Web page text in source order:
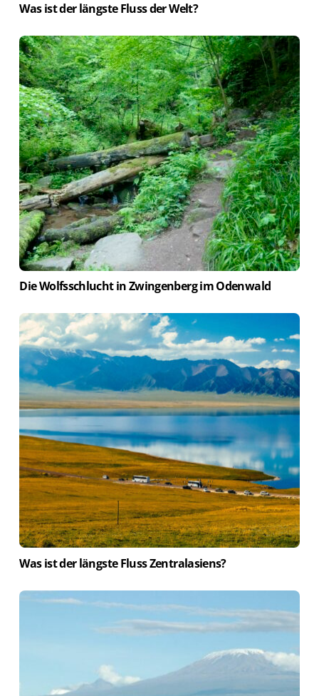
Was ist der längste Fluss der Welt?
Die Wolfsschlucht in Zwingenberg im Odenwald
Was ist der längste Fluss Zentralasiens?